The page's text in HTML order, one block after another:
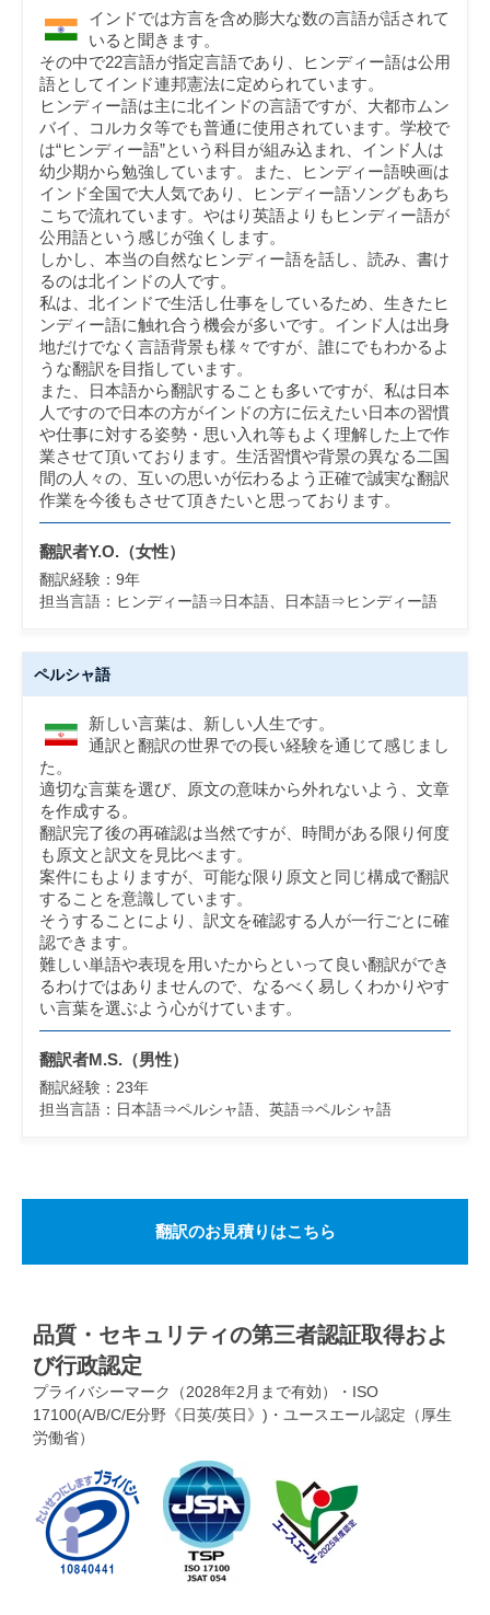
インドでは方言を含め膨大な数の言語が話されて
いると聞きます。
その中で22言語が指定言語であり、ヒンディー語は公用
語としてインド連邦憲法に定められています。
ヒンディー語は主に北インドの言語ですが、大都市ムン
バイ、コルカタ等でも普通に使用されています。学校で
は“ヒンディー語”という科目が組み込まれ、インド人は
幼少期から勉強しています。また、ヒンディー語映画は
インド全国で大人気であり、ヒンディー語ソングもあち
こちで流れています。やはり英語よりもヒンディー語が
公用語という感じが強くします。
しかし、本当の自然なヒンディー語を話し、読み、書け
るのは北インドの人です。
私は、北インドで生活し仕事をしているため、生きたヒ
ンディー語に触れ合う機会が多いです。インド人は出身
地だけでなく言語背景も様々ですが、誰にでもわかるよ
うな翻訳を目指しています。
また、日本語から翻訳することも多いですが、私は日本
人ですので日本の方がインドの方に伝えたい日本の習慣
や仕事に対する姿勢・思い入れ等もよく理解した上で作
業させて頂いております。生活習慣や背景の異なる二国
間の人々の、互いの思いが伝わるよう正確で誠実な翻訳
作業を今後もさせて頂きたいと思っております。
翻訳者Y.O.（女性）
翻訳経験： 9年
担当言語： ヒンディー語⇒日本語、日本語⇒ヒンディー語
ペルシャ語
新しい言葉は、新しい人生です。
通訳と翻訳の世界での長い経験を通じて感じまし
た。
適切な言葉を選び、原文の意味から外れないよう、文章
を作成する。
翻訳完了後の再確認は当然ですが、時間がある限り何度
も原文と訳文を見比べます。
案件にもよりますが、可能な限り原文と同じ構成で翻訳
することを意識しています。
そうすることにより、訳文を確認する人が一行ごとに確
認できます。
難しい単語や表現を用いたからといって良い翻訳ができ
るわけではありませんので、なるべく易しくわかりやす
い言葉を選ぶよう心がけています。
翻訳者M.S.（男性）
翻訳経験： 23年
担当言語： 日本語⇒ペルシャ語、英語⇒ペルシャ語
翻訳のお見積りはこちら
品質・セキュリティの第三者認証取得およ
び行政認定
プライバシーマーク（2028年2月まで有効）・ISO
17100(A/B/C/E分野《日英/英日》)・ユースエール認定（厚生
労働省）